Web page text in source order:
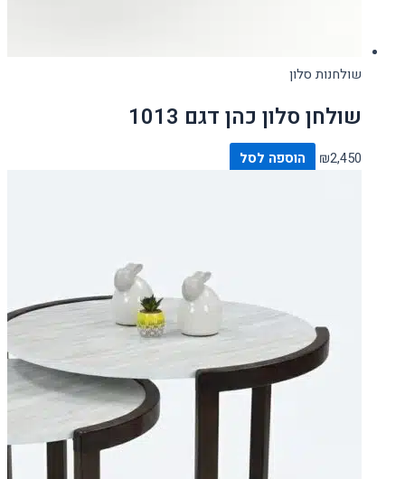
שולחנות סלון
שולחן סלון כהן דגם 1013
₪2,450 הוספה לסל